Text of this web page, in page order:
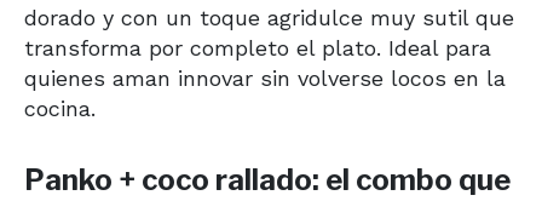
dorado y con un toque agridulce muy sutil que
transforma por completo el plato. Ideal para
quienes aman innovar sin volverse locos en la
cocina.
Panko + coco rallado: el combo que